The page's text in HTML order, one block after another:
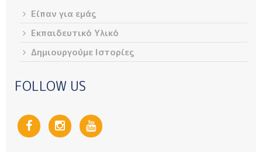
Είπαν για εμάς
Εκπαιδευτικό Υλικό
Δημιουργούμε Ιστορίες
FOLLOW US